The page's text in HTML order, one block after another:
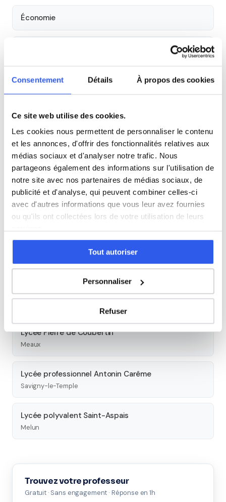
Consentement Détails À propos des cookies
Ce site web utilise des cookies.
Les cookies nous permettent de personnaliser le contenu
et les annonces, d'offrir des fonctionnalités relatives aux
médias sociaux et d'analyser notre trafic. Nous
partageons également des informations sur l'utilisation de
notre site avec nos partenaires de médias sociaux, de
publicité et d'analyse, qui peuvent combiner celles-ci
avec d'autres informations que vous leur avez fournies
ou qu'ils ont collectées lors de votre utilisation de leurs
Tout autoriser
Personnaliser
Refuser
Économie
Allemand
Cours par niveau
Seconde Première Terminale
Autres lycées à proximité
Lycée technologique Jean Rose - secteur tertiaire,
sanitaire et social
Meaux
Lycée général privé Bossuet
Lycée polyvalent les Pannevelles
Lycée Pierre de Coubertin
Meaux
Lycée professionnel Antonin Carême
Savigny-le-Temple
Lycée polyvalent Saint-Aspais
Melun
Trouvez votre professeur
Gratuit · Sans engagement · Réponse en 1h